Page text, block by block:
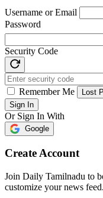
Username or Email
Password
Security Code
Remember Me
Lost
Sign In
Or Sign In With
Google
Create Account
Join Daily Tamilnadu to
customize your news feed.